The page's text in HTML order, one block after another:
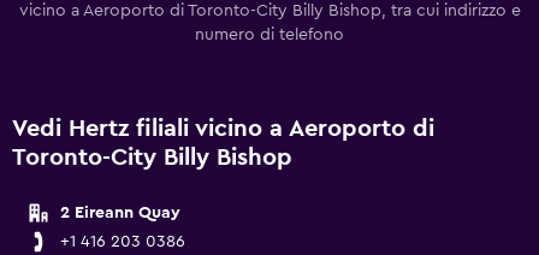
vicino a Aeroporto di Toronto-City Billy Bishop, tra cui indirizzo e
numero di telefono
Vedi Hertz filiali vicino a Aeroporto di
Toronto-City Billy Bishop
2 Eireann Quay
+1 416 203 0386